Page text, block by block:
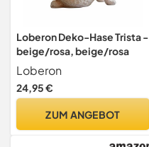
Loberon Deko-Hase Trista -
beige/rosa, beige/rosa
Loberon
24,95 €
ZUM ANGEBOT